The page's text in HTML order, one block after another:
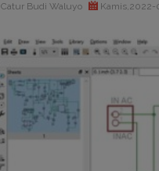
Catur Budi Waluyo Kamis,2022-